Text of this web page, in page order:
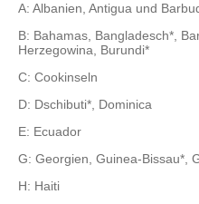
A: Albanien, Antigua und
B: Bahamas, Bangladesch*,
Herzegowina, Burundi*
C: Cookinseln
D: Dschibuti*, Dominica
E: Ecuador
G: Georgien, Guinea-Bissau*,
H: Haiti